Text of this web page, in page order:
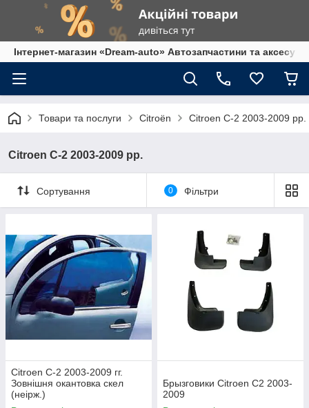
Інтернет-магазин «Dream-auto» Автозапчастини та
Товари та послуги Citroën Citroen C-2 2003-2009 рр.
Citroen C-2 2003-2009 рр.
Сортування 0 Фільтри
Citroen C-2 2003-2009 гг.
Зовнішня окантовка скел
(неірж.)
Брызговики Citroen C2 2003-
2009